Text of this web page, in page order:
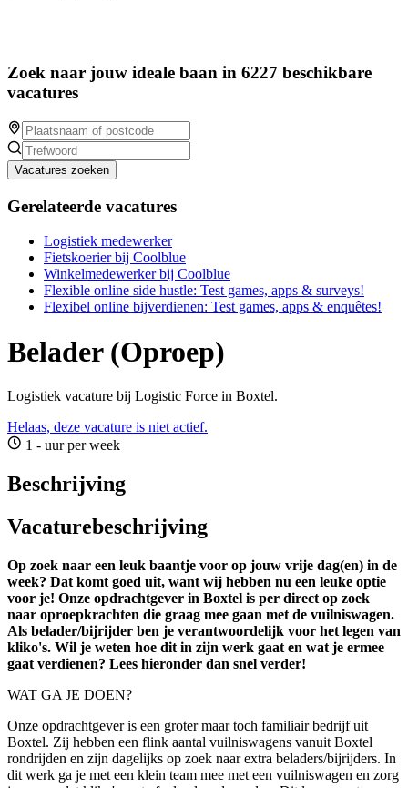
Zoek naar jouw ideale baan in 6227 beschikbare
vacatures
Vacatures zoeken
Gerelateerde vacatures
Logistiek medewerker
Fietskoerier bij Coolblue
Winkelmedewerker bij Coolblue
Flexible online side hustle: Test games, apps & surveys!
Flexibel online bijverdienen: Test games, apps & enquêtes!
Belader (Oproep)
Logistiek vacature bij Logistic Force in Boxtel.
Helaas, deze vacature is niet actief.
1 - uur per week
Beschrijving
Vacaturebeschrijving
Op zoek naar een leuk baantje voor op jouw vrije dag(en) in de
week? Dat komt goed uit, want wij hebben nu een leuke optie
voor je! Onze opdrachtgever in Boxtel is per direct op zoek
naar oproepkrachten die graag mee gaan met de vuilniswagen.
Als belader/bijrijder ben je verantwoordelijk voor het legen van
kliko's. Wil je weten hoe dit in zijn werk gaat en wat je ermee
gaat verdienen? Lees hieronder dan snel verder!
WAT GA JE DOEN?
Onze opdrachtgever is een groter maar toch familiair bedrijf uit
Boxtel. Zij hebben een flink aantal vuilniswagens vanuit Boxtel
rondrijden en zijn dagelijks op zoek naar extra beladers/bijrijders. In
dit werk ga je met een klein team mee met een vuilniswagen en zorg